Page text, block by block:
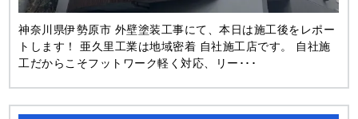
神奈川県伊勢原市 外壁塗装工事にて、本日は施工後をレポー
トします！ 亜久里工業は地域密着 自社施工店です。 自社施
工だからこそフットワーク軽く対応、リー･･･